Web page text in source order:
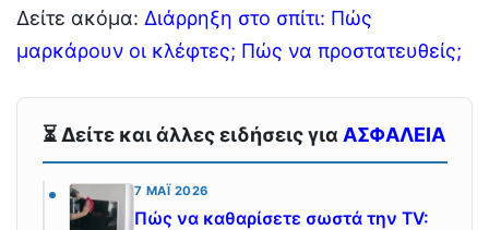
Δείτε ακόμα: Διάρρηξη στο σπίτι: Πώς
μαρκάρουν οι κλέφτες; Πώς να προστατευθείς;
⏳ Δείτε και άλλες ειδήσεις για ΑΣΦΑΛΕΙΑ
7 ΜΆΙ 2026
Πώς να καθαρίσετε σωστά την TV: